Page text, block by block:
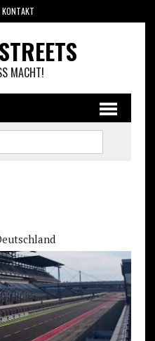
KONTAKT
MACHT!